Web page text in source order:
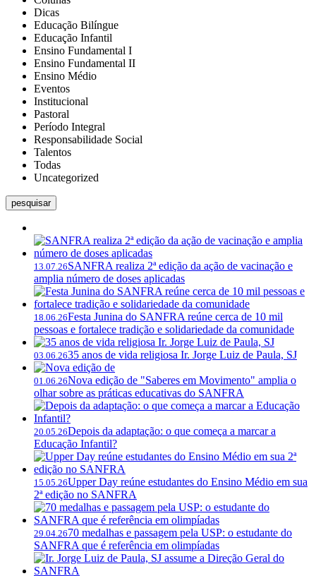
Dicas
Educação Bilíngue
Educação Infantil
Ensino Fundamental I
Ensino Fundamental II
Ensino Médio
Eventos
Institucional
Pastoral
Período Integral
Responsabilidade Social
Talentos
Todas
Uncategorized
pesquisar
13.07.26SANFRA realiza 2ª edição da ação de vacinação e
amplia número de doses aplicadas
18.06.26Festa Junina do SANFRA reúne cerca de 10 mil
pessoas e fortalece tradição e solidariedade da comunidade
03.06.2635 anos de vida religiosa Ir. Jorge Luiz de Paula, SJ
01.06.26Nova edição de "Saberes em Movimento" amplia o
olhar sobre as práticas educativas do SANFRA
20.05.26Depois da adaptação: o que começa a marcar a
Educação Infantil?
15.05.26Upper Day reúne estudantes do Ensino Médio em sua
2ª edição no SANFRA
29.04.2670 medalhas e passagem pela USP: o estudante do
SANFRA que é referência em olimpíadas